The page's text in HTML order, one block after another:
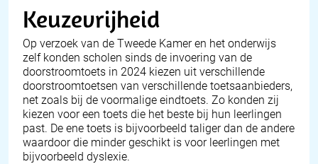
Keuzevrijheid
Op verzoek van de Tweede Kamer en het onderwijs
zelf konden scholen sinds de invoering van de
doorstroomtoets in 2024 kiezen uit verschillende
doorstroomtoetsen van verschillende toetsaanbieders,
net zoals bij de voormalige eindtoets. Zo konden zij
kiezen voor een toets die het beste bij hun leerlingen
past. De ene toets is bijvoorbeeld taliger dan de andere
waardoor die minder geschikt is voor leerlingen met
bijvoorbeeld dyslexie.